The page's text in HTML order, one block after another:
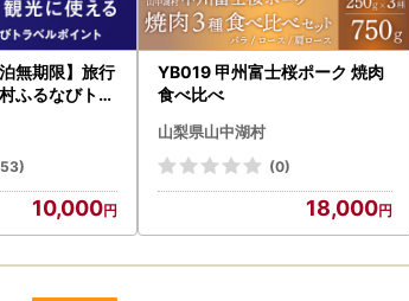
無期限】旅行
ふるなびトラ
10,000
YB019 甲州富士桜ポーク 焼肉
食べ比べ
山梨県山中湖村
(0)
18,000